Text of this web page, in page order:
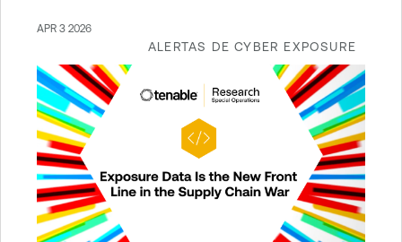
ALERTAS DE CYBER EXPOSURE
APR 3 2026